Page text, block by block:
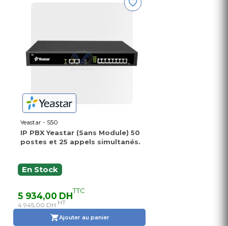
Yeastar - S50
IP PBX Yeastar (Sans Module) 50
postes et 25 appels simultanés.
En Stock
5 934,00 DHTTC
4 945,00 DH HT
Ajouter au panier